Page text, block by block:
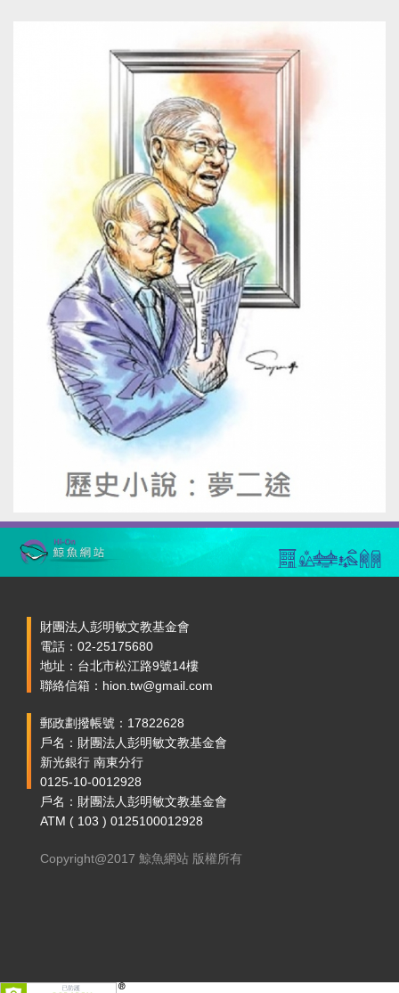
財團法人彭明敏文教基金會
電話：02-25175680
地址：台北市松江路9號14樓
聯絡信箱：hion.tw@gmail.com
郵政劃撥帳號：17822628
戶名：財團法人彭明敏文教基金會
新光銀行 南東分行
0125-10-0012928
戶名：財團法人彭明敏文教基金會
ATM ( 103 ) 0125100012928
Copyright@2017 鯨魚網站 版權所有